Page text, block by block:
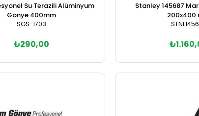
Su Terazili Alüminyum
Gönye 400mm
SGS-1703
₺290,00
Sepete Ekle
Stanley 145687
200x400
Sepete